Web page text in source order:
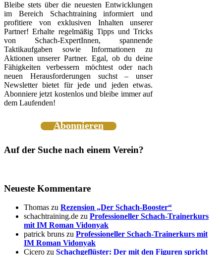
Bleibe stets über die neuesten Entwicklungen
im Bereich Schachtraining informiert und
profitiere von exklusiven Inhalten unserer
Partner! Erhalte regelmäßig Tipps und Tricks
von Schach-ExpertInnen, spannende
Taktikaufgaben sowie Informationen zu
Aktionen unserer Partner. Egal, ob du deine
Fähigkeiten verbessern möchtest oder nach
neuen Herausforderungen suchst – unser
Newsletter bietet für jede und jeden etwas.
Abonniere jetzt kostenlos und bleibe immer auf
dem Laufenden!
Abonnieren
Auf der Suche nach einem Verein?
Neueste Kommentare
Thomas zu Rezension „Der Schach-Booster“
schachtraining.de zu Professioneller Schach-Trainerkurs
mit IM Roman Vidonyak
patrick bruns zu Professioneller Schach-Trainerkurs mit
IM Roman Vidonyak
Cicero zu Schachgeflüster: Der mit den Figuren spricht